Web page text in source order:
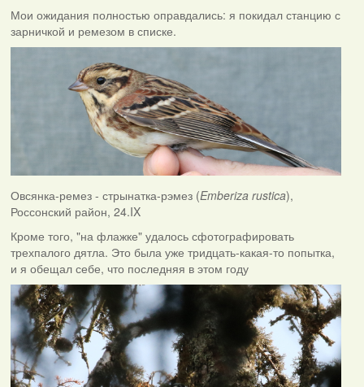
Мои ожидания полностью оправдались: я покидал станцию с
зарничкой и ремезом в списке.
Овсянка-ремез - стрынатка-рэмез (Emberiza rustica),
Россонский район, 24.IX
Кроме того, "на флажке" удалось сфотографировать
трехпалого дятла. Это была уже тридцать-какая-то попытка,
и я обещал себе, что последняя в этом году